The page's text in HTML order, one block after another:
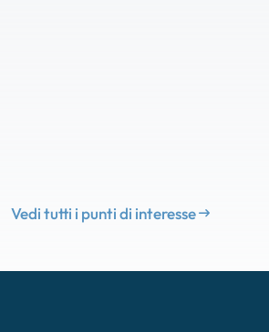
Vedi tutti i punti di interesse